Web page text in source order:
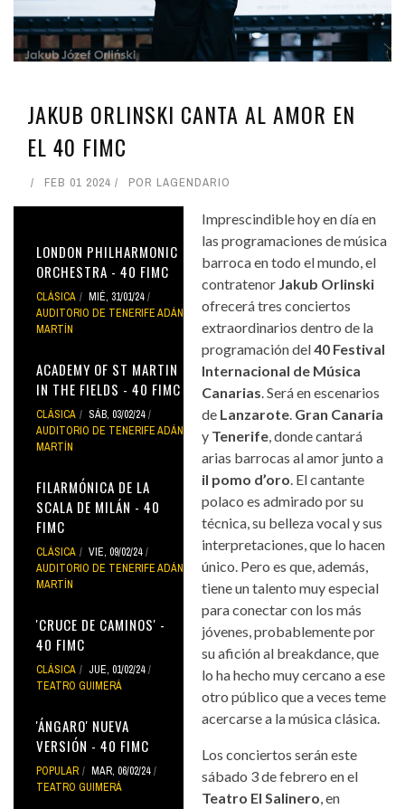
JAKUB ORLINSKI CANTA AL AMOR EN
EL 40 FIMC
FEB 01 2024 POR LAGENDARIO
LONDON PHILHARMONIC
ORCHESTRA - 40 FIMC
CLÁSICA
MIÉ, 31/01/24
AUDITORIO DE TENERIFE ADÁN
MARTÍN
ACADEMY OF ST MARTIN
IN THE FIELDS - 40 FIMC
CLÁSICA
SÁB, 03/02/24
AUDITORIO DE TENERIFE ADÁN
MARTÍN
FILARMÓNICA DE LA
SCALA DE MILÁN - 40
FIMC
CLÁSICA
VIE, 09/02/24
AUDITORIO DE TENERIFE ADÁN
MARTÍN
'CRUCE DE CAMINOS' -
40 FIMC
CLÁSICA
JUE, 01/02/24
TEATRO GUIMERÁ
'ÁNGARO' NUEVA
VERSIÓN - 40 FIMC
POPULAR
MAR, 06/02/24
TEATRO GUIMERÁ
Imprescindible hoy en día en
las programaciones de música
barroca en todo el mundo, el
contratenor Jakub Orlinski
ofrecerá tres conciertos
extraordinarios dentro de la
programación del40 Festival
Internacional de Música
Canarias. Será en escenarios
de Lanzarote. Gran Canaria
y Tenerife, donde cantará
arias barrocas al amor junto a
il pomo d’oro. El cantante
polaco es admirado por su
técnica, su belleza vocal y sus
interpretaciones, que lo hacen
único. Pero es que, además,
tiene un talento muy especial
para conectar con los más
jóvenes, probablemente por
su afición al breakdance, que
lo ha hecho muy cercano a ese
otro público que a veces teme
acercarse a la música clásica.
Los conciertos serán este
sábado 3 de febrero en el
Teatro El Salinero, en